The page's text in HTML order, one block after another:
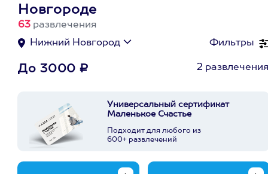
Новгороде
63 развлечения
Фильтры
Нижний Новгород
До 3000 ₽ 2
Универсальный сертификат
Маленькое Счастье
Подходит для любого из
600+ развлечений